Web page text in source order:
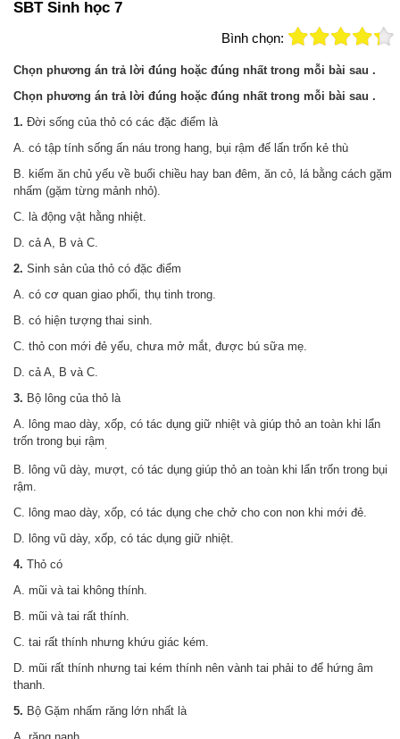
SBT Sinh học 7
Bình chọn:
Chọn phương án trả lời đúng hoặc đúng nhất trong mỗi bài sau .
Chọn phương án trả lời đúng hoặc đúng nhất trong mỗi bài sau .
1. Đời sống của thỏ có các đặc điểm là
A. có tập tính sống ấn náu trong hang, bụi rậm đế lấn trốn kẻ thù
B. kiếm ăn chủ yếu về buổi chiều hay ban đêm, ăn cỏ, lá bằng cách gặm
nhấm (gặm từng mảnh nhỏ).
C. là động vật hằng nhiệt.
D. cả A, B và C.
2. Sinh sản của thỏ có đặc điểm
A. có cơ quan giao phối, thụ tinh trong.
B. có hiện tượng thai sinh.
C. thỏ con mới đẻ yếu, chưa mở mắt, được bú sữa mẹ.
D. cả A, B và C.
3. Bộ lông của thỏ là
A. lông mao dày, xốp, có tác dụng giữ nhiệt và giúp thỏ an toàn khi lẩn
trốn trong bụi rậm
B. lông vũ dày, mượt, có tác dụng giúp thỏ an toàn khi lẩn trốn trong bụi
rậm.
C. lông mao dày, xốp, có tác dụng che chở cho con non khi mới đẻ.
D. lông vũ dày, xốp, có tác dụng giữ nhiệt.
4. Thỏ có
A. mũi và tai không thính.
B. mũi và tai rất thính.
C. tai rất thính nhưng khứu giác kém.
D. mũi rất thính nhưng tai kém thính nên vành tai phải to để hứng âm
thanh.
5. Bộ Gặm nhấm răng lớn nhất là